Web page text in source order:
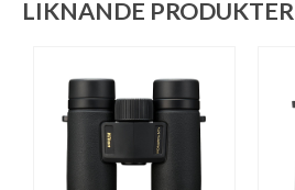
LIKNANDE PRODUKTER